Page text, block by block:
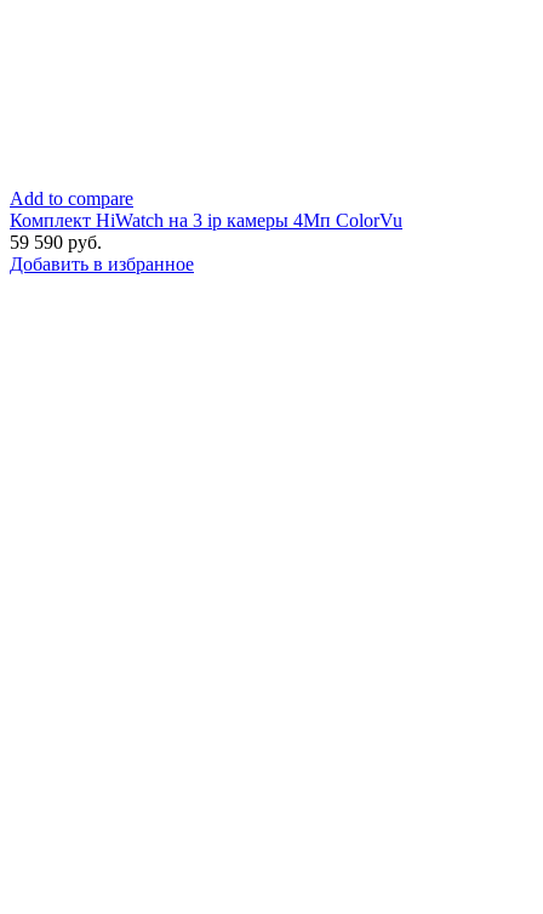
Add to compare
Комплект HiWatch на 3 ip камеры 4Мп ColorVu
59 590 руб.
Добавить в избранное